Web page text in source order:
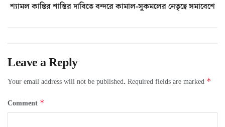
শ্যামল কান্তির শাস্তির দাবিতে বন্দরে কামাল-সুকমলের নেতৃত্বে সমাবেশে
Leave a Reply
Your email address will not be published. Required fields are marked *
Comment *